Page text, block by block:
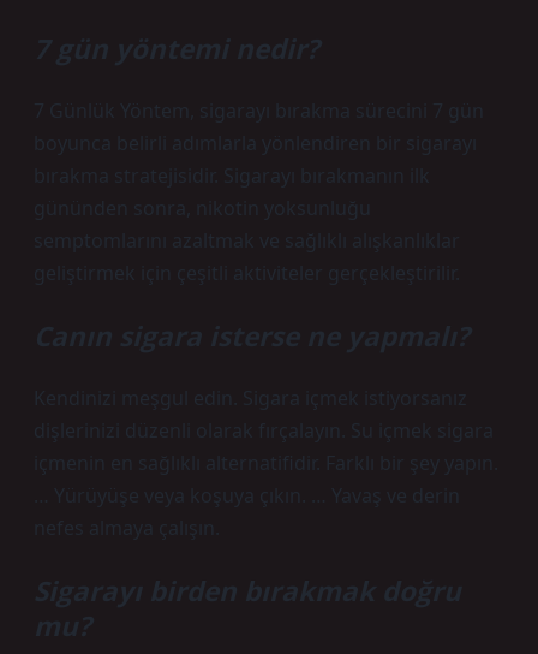
7 gün yöntemi nedir?
7 Günlük Yöntem, sigarayı bırakma sürecini 7 gün
boyunca belirli adımlarla yönlendiren bir sigarayı
bırakma stratejisidir. Sigarayı bırakmanın ilk
gününden sonra, nikotin yoksunluğu
semptomlarını azaltmak ve sağlıklı alışkanlıklar
geliştirmek için çeşitli aktiviteler gerçekleştirilir.
Canın sigara isterse ne yapmalı?
Kendinizi meşgul edin. Sigara içmek istiyorsanız
dişlerinizi düzenli olarak fırçalayın. Su içmek sigara
içmenin en sağlıklı alternatifidir. Farklı bir şey yapın.
… Yürüyüşe veya koşuya çıkın. … Yavaş ve derin
nefes almaya çalışın.
Sigarayı birden bırakmak doğru
mu?